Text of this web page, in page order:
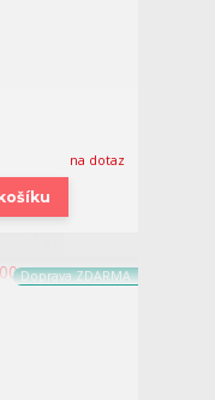
na dotaz
Doprava ZDARMA